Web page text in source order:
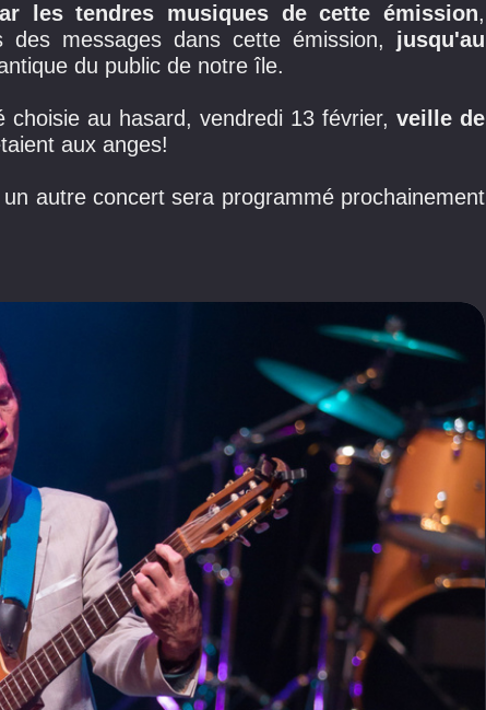
les tendres musiques de cette émission,
messages dans cette émission, jusqu'au
du public de notre île.
au hasard, vendredi 13 février, veille de
aux anges!
autre concert sera programmé prochainement